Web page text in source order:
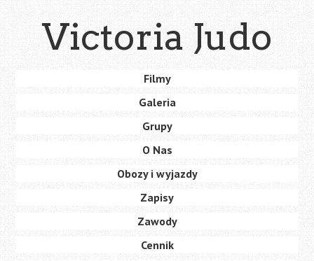
content
Victoria Judo
content
Filmy
Galeria
Grupy
O Nas
Obozy i wyjazdy
Zapisy
Zawody
Cennik